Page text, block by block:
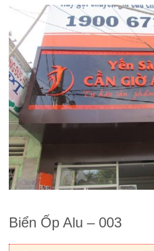
Biển Ốp Alu – 003